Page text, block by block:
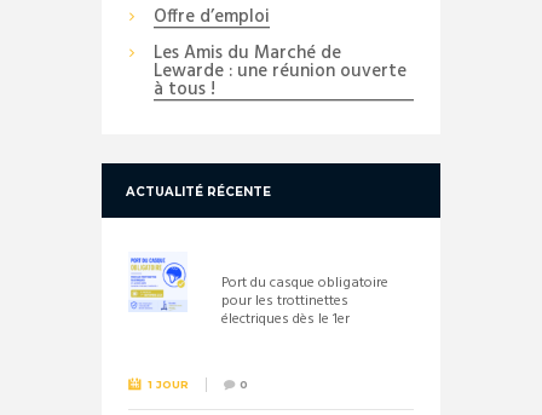
Offre d’emploi
Les Amis du Marché de
Lewarde : une réunion ouverte
à tous !
ACTUALITÉ RÉCENTE
Port du casque obligatoire
pour les trottinettes
électriques dès le 1er
1 JOUR 0